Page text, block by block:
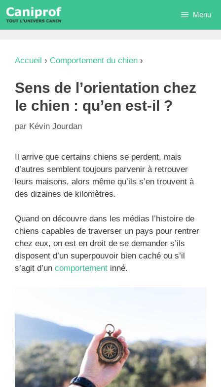
Aller
au
contenu
Menu
Accueil › Comportement du chien ›
Sens de l’orientation chez
le chien : qu’en est-il ?
par Kévin Jourdan
Il arrive que certains chiens se perdent, mais
d’autres semblent toujours parvenir à retrouver
leurs maisons, alors même qu’ils s’en trouvent à
des dizaines de kilomètres.
Quand on découvre dans les médias l’histoire de
chiens capables de traverser un pays pour rentrer
chez eux, on est en droit de se demander s’ils
disposent d’un superpouvoir bien caché ou s’il
s’agit d’un comportement inné.